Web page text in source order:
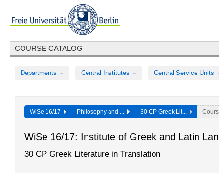
COURSE CATALOG
Departments Central Institutes Central Service Units
WiSe 16/17 Philosophy and ... 30 CP Greek Lit...
WiSe 16/17: Institute of Greek and Latin
30 CP Greek Literature in Translation